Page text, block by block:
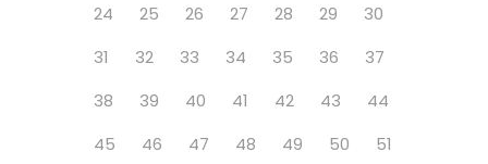
24
25 26 27 28 29
30
31
32 33 34 35 36
37
38
39 40 41 42 43
44
45
46 47 48 49 50
51